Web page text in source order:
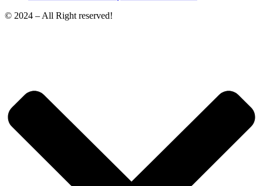
© 2024 – All Right reserved!